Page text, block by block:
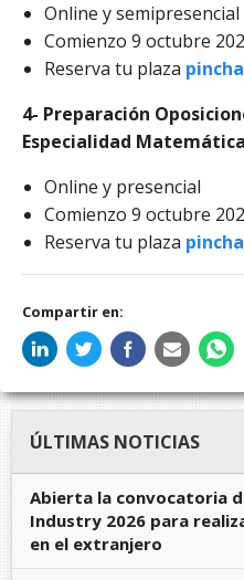
Online y semipresencial
Comienzo 9 octubre
Reserva tu plaza
4- Preparación
Especialidad
Online y presencial
Comienzo 9 octubre
Reserva tu plaza
Compartir en:
ÚLTIMAS NOTICIAS
Abierta la convocatoria
Industry 2026 para
en el extranjero